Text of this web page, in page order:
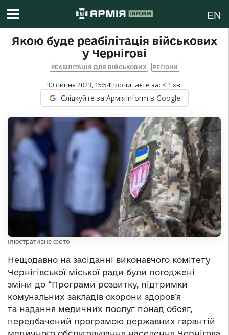
EN
Якою буде реабілітація військових
у Чернігові
РЕАБІЛІТАЦІЯ ДЛЯ ВІЙСЬКОВИХ РЕГІОНИ
30 Липня 2023, 15:54Прочитаєте за: < 1 хв.
Слідкуйте за АрміяInform в Google
Ілюстративне фото
Нещодавно на засіданні виконавчого комітету
Чернігівської міської ради були погоджені
зміни до “Програми розвитку, підтримки
комунальних закладів охорони здоров’я
та надання медичних послуг понад обсяг,
передбачений програмою державних гарантій